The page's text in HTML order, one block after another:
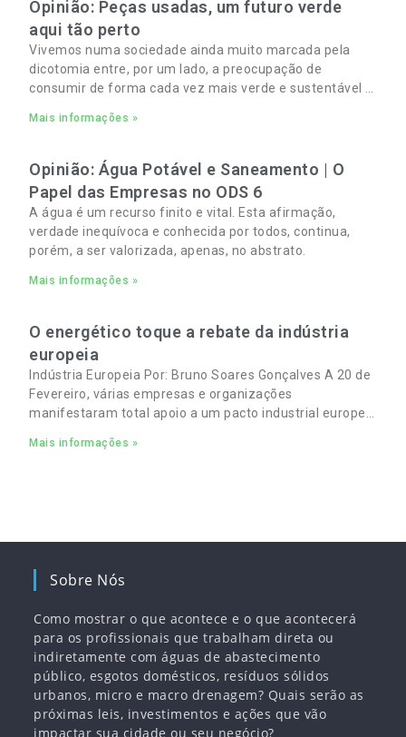
Opinião: Peças usadas, um futuro verde
aqui tão perto
Vivemos numa sociedade ainda muito marcada pela
dicotomia entre, por um lado, a preocupação de
consumir de forma cada vez mais verde e sustentável e,
e familiares cada vez mais apertados.
Mais informações »
Opinião: Água Potável e Saneamento | O
Papel das Empresas no ODS 6
A água é um recurso finito e vital. Esta afirmação,
verdade inequívoca e conhecida por todos, continua,
porém, a ser valorizada, apenas, no abstrato.
Mais informações »
O energético toque a rebate da indústria
europeia
Indústria Europeia Por: Bruno Soares Gonçalves A 20 de
Fevereiro, várias empresas e organizações
manifestaram total apoio a um pacto industrial europeu
empregos
Mais informações »
Sobre Nós
Como mostrar o que acontece e o que acontecerá
para os profissionais que trabalham direta ou
indiretamente com águas de abastecimento
público, esgotos domésticos, resíduos sólidos
urbanos, micro e macro drenagem? Quais serão as
próximas leis, investimentos e ações que vão
impactar sua cidade ou seu negócio?